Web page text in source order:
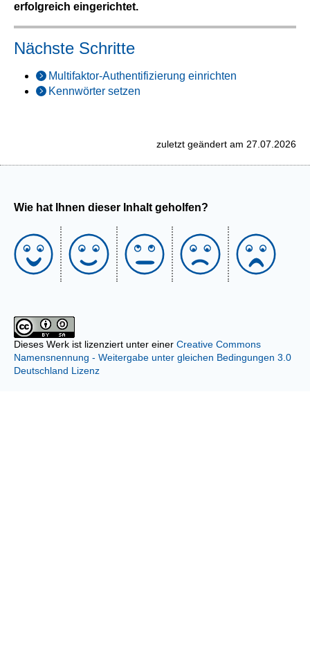
erfolgreich eingerichtet.
Nächste Schritte
Multifaktor-Authentifizierung einrichten
Kennwörter setzen
zuletzt geändert am 27.07.2026
Wie hat Ihnen dieser Inhalt geholfen?
Dieses Werk ist lizenziert unter einer Creative Commons
Namensnennung - Weitergabe unter gleichen Bedingungen 3.0
Deutschland Lizenz